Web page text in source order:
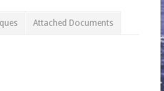
Attached Documents